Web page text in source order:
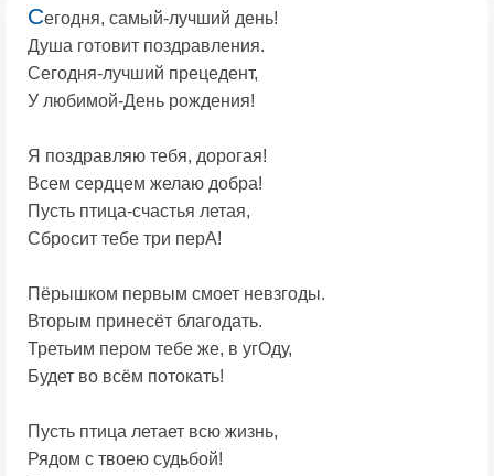
Сегодня, самый-лучший день!
Душа готовит поздравления.
Сегодня-лучший прецедент,
У любимой-День рождения!
Я поздравляю тебя, дорогая!
Всем сердцем желаю добра!
Пусть птица-счастья летая,
Сбросит тебе три перА!
Пёрышком первым смоет невзгоды.
Вторым принесёт благодать.
Третьим пером тебе же, в угОду,
Будет во всём потокать!
Пусть птица летает всю жизнь,
Рядом с твоею судьбой!